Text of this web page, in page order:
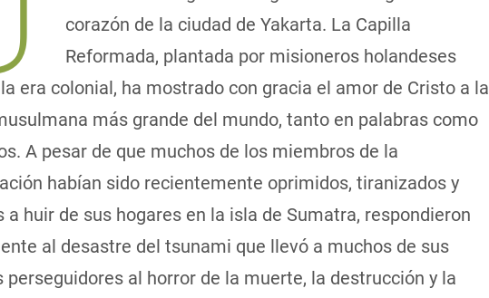
corazón de la ciudad de Yakarta. La Capilla
Reformada, plantada por misioneros holandeses
era colonial, ha mostrado con gracia el amor de Cristo a la
más grande del mundo, tanto en palabras como
A pesar de que muchos de los miembros de la
habían sido recientemente oprimidos, tiranizados y
a huir de sus hogares en la isla de Sumatra, respondieron
al desastre del tsunami que llevó a muchos de sus
perseguidores al horror de la muerte, la destrucción y la